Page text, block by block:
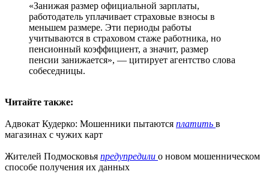
«Занижая размер официальной зарплаты,
работодатель уплачивает страховые взносы в
меньшем размере. Эти периоды работы
учитываются в страховом стаже работника, но
пенсионный коэффициент, а значит, размер
пенсии занижается», ― цитирует агентство слова
собеседницы.
Читайте также:
Адвокат Кудерко: Мошенники пытаются платить в
магазинах с чужих карт
Жителей Подмосковья предупредили о новом мошенническом
способе получения их данных